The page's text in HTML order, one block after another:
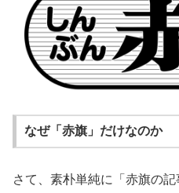
なぜ「赤旗」だけなのか
さて、素朴単純に「赤旗の